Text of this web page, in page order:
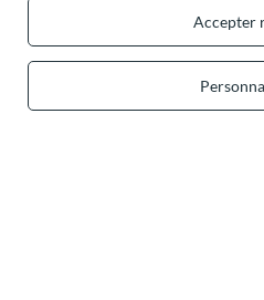
,DE13 0SH
Dans le magasin, nous
Accepter